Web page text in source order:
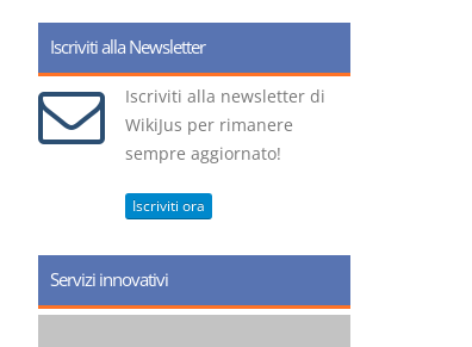
Iscriviti alla Newsletter
Iscriviti alla newsletter di
WikiJus per rimanere
sempre aggiornato!
Iscriviti ora
Servizi innovativi